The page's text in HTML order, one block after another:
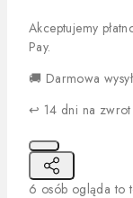
Akceptujemy
Pay.
🚚 Darmowa
↩️ 14 dni na zwrot
6 osób ogląda to